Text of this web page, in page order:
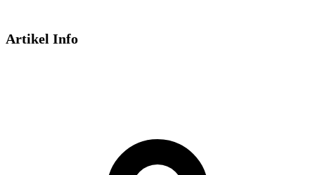
Artikel Info